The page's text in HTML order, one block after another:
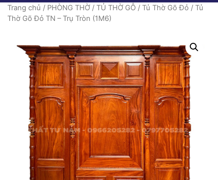
Trang chủ / PHÒNG THỜ / TỦ THỜ GỖ / Tủ Thờ Gõ Đỏ / Tủ
Thờ Gõ Đỏ TN – Trụ Tròn (1M6)